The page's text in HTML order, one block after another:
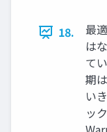
18.
最
は
て
期
い
ッ